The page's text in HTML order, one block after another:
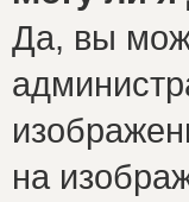
Да, вы
на